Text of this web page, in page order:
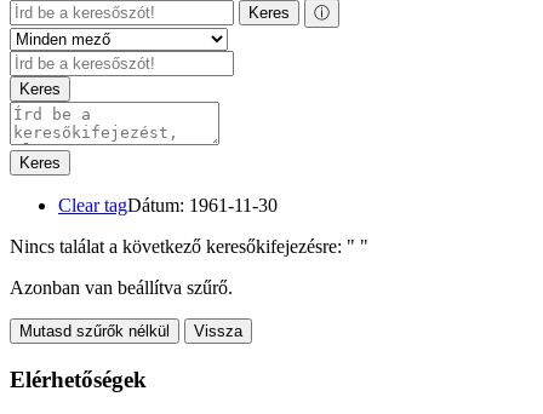
Keres ⓘ
Keres
Keres
Clear tagDátum: 1961-11-30
Nincs találat a következő keresőkifejezésre: " "
Azonban van beállítva szűrő.
Mutasd szűrők nélkül Vissza
Elérhetőségek